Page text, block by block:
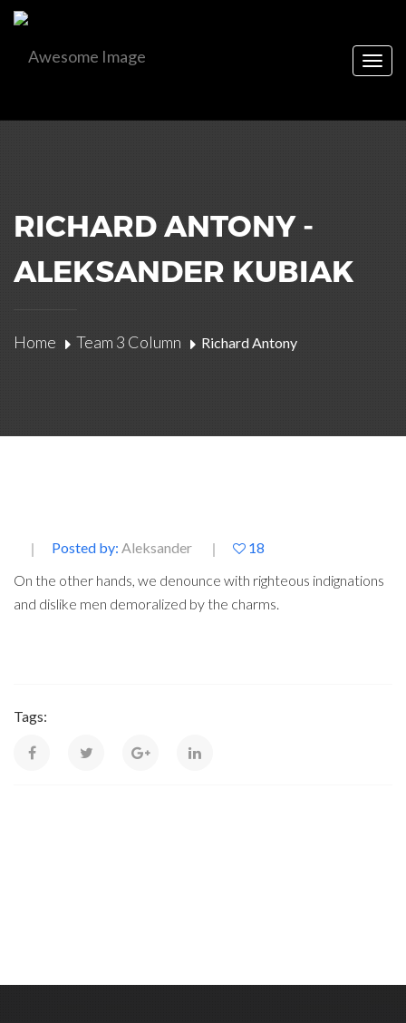
RICHARD ANTONY -
ALEKSANDER KUBIAK
Home Team 3 Column Richard Antony
Posted by: Aleksander
18
On the other hands, we denounce with righteous indignations
and dislike men demoralized by the charms.
Tags: